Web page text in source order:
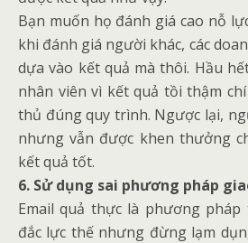
Bạn muốn họ đánh giá cao nỗ
khi đánh giá người khác, các
dựa vào kết quả mà thôi. Hầu
nhân viên vì kết quả tồi thậm
thủ đúng quy trình. Ngược lại,
nhưng vẫn được khen thưởng
kết quả tốt.
6. Sử dụng sai phương pháp
Email quả thực là phương
đắc lực thế nhưng đừng lạm